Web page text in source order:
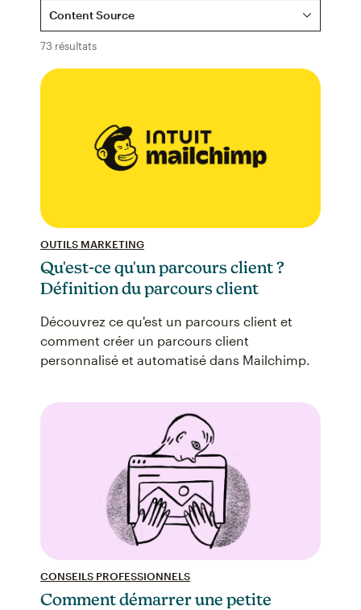
Content Source
73 résultats
OUTILS MARKETING
Qu'est-ce qu'un parcours client ?
Définition du parcours client
Découvrez ce qu'est un parcours client et
comment créer un parcours client
personnalisé et automatisé dans Mailchimp.
CONSEILS PROFESSIONNELS
Comment démarrer une petite